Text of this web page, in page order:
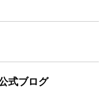
式ブログ